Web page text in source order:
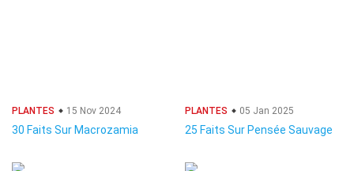
PLANTES 15 Nov 2024
30 Faits Sur Macrozamia
PLANTES 05 Jan 2025
25 Faits Sur Pensée Sauvage